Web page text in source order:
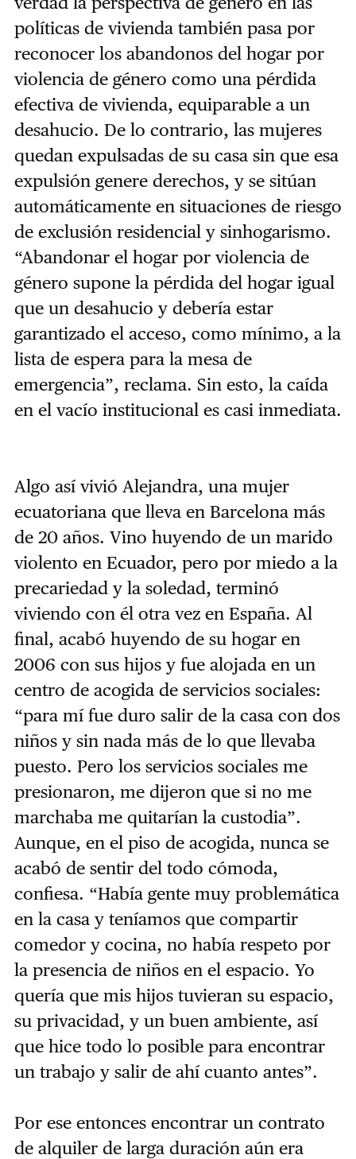
políticas de vivienda también pasa por
reconocer los abandonos del hogar por
violencia de género como una pérdida
efectiva de vivienda, equiparable a un
desahucio. De lo contrario, las mujeres
quedan expulsadas de su casa sin que esa
expulsión genere derechos, y se sitúan
automáticamente en situaciones de riesgo
de exclusión residencial y sinhogarismo.
“Abandonar el hogar por violencia de
género supone la pérdida del hogar igual
que un desahucio y debería estar
garantizado el acceso, como mínimo, a la
lista de espera para la mesa de
emergencia”, reclama. Sin esto, la caída
en el vacío institucional es casi inmediata.
Algo así vivió Alejandra, una mujer
ecuatoriana que lleva en Barcelona más
de 20 años. Vino huyendo de un marido
violento en Ecuador, pero por miedo a la
precariedad y la soledad, terminó
viviendo con él otra vez en España. Al
final, acabó huyendo de su hogar en
2006 con sus hijos y fue alojada en un
centro de acogida de servicios sociales:
“para mí fue duro salir de la casa con dos
niños y sin nada más de lo que llevaba
puesto. Pero los servicios sociales me
presionaron, me dijeron que si no me
marchaba me quitarían la custodia”.
Aunque, en el piso de acogida, nunca se
acabó de sentir del todo cómoda,
confiesa. “Había gente muy problemática
en la casa y teníamos que compartir
comedor y cocina, no había respeto por
la presencia de niños en el espacio. Yo
quería que mis hijos tuvieran su espacio,
su privacidad, y un buen ambiente, así
que hice todo lo posible para encontrar
un trabajo y salir de ahí cuanto antes”.
Por ese entonces encontrar un contrato
de alquiler de larga duración aún era